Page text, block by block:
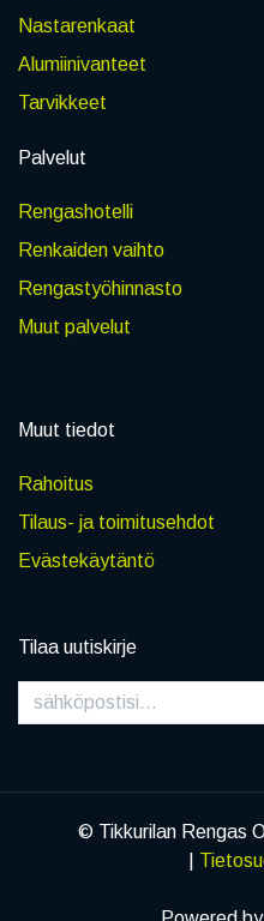
Nastarenkaat
Alumiinivanteet
Tarvikkeet
Palvelut
Rengashotelli
Renkaiden vaihto
Rengastyöhinnasto
Muut palvelut
Muut tiedot
Rahoitus
Tilaus- ja toimitusehdot
Evästekäytäntö
Tilaa uutiskirje
© Tikkurilan Rengas